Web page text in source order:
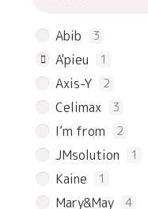
Abib 3
A'pieu 1
Axis-Y 2
Celimax 3
I’m from 2
JMsolution 1
Kaine 1
Mary&May 4